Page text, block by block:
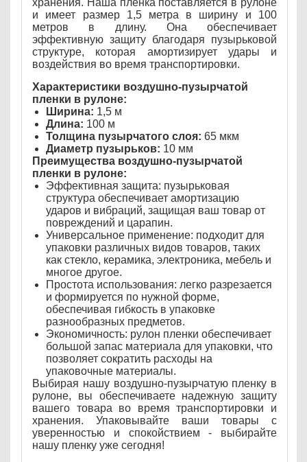
хранения. Наша пленка поставляется в рулоне
и имеет размер 1,5 метра в ширину и 100
метров в длину. Она обеспечивает
эффективную защиту благодаря пузырьковой
структуре, которая амортизирует удары и
воздействия во время транспортировки.
Характеристики воздушно-пузырчатой
пленки в рулоне:
Ширина: 1,5 м
Длина: 100 м
Толщина пузырчатого слоя: 65 мкм
Диаметр пузырьков: 10 мм
Преимущества воздушно-пузырчатой
пленки в рулоне:
Эффективная защита: пузырьковая
структура обеспечивает амортизацию
ударов и вибраций, защищая ваш товар от
повреждений и царапин.
Универсальное применение: подходит для
упаковки различных видов товаров, таких
как стекло, керамика, электроника, мебель и
многое другое.
Простота использования: легко разрезается
и формируется по нужной форме,
обеспечивая гибкость в упаковке
разнообразных предметов.
Экономичность: рулон пленки обеспечивает
большой запас материала для упаковки, что
позволяет сократить расходы на
упаковочные материалы.
Выбирая нашу воздушно-пузырчатую пленку в
рулоне, вы обеспечиваете надежную защиту
вашего товара во время транспортировки и
хранения. Упаковывайте ваши товары с
уверенностью и спокойствием - выбирайте
нашу пленку уже сегодня!